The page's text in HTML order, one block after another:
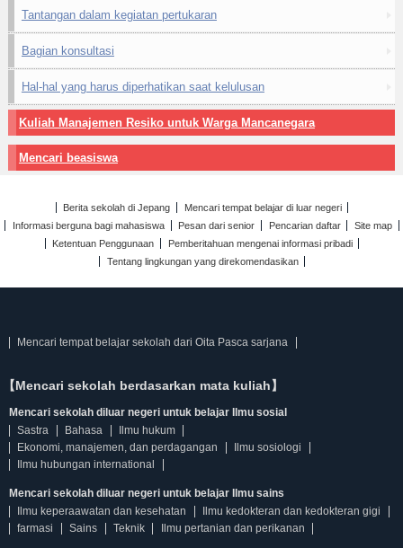
Tantangan dalam kegiatan pertukaran
Bagian konsultasi
Hal-hal yang harus diperhatikan saat kelulusan
Kuliah Manajemen Resiko untuk Warga Mancanegara
Mencari beasiswa
Berita sekolah di Jepang
Mencari tempat belajar di luar negeri
Informasi berguna bagi mahasiswa
Pesan dari senior Pencarian daftar
Site map
Ketentuan Penggunaan
Pemberitahuan mengenai informasi pribadi
Tentang lingkungan yang direkomendasikan
Mencari tempat belajar sekolah dari Oita Pasca sarjana
【Mencari sekolah berdasarkan mata kuliah】
Mencari sekolah diluar negeri untuk belajar Ilmu sosial
Sastra
Bahasa
Ilmu hukum
Ekonomi, manajemen, dan perdagangan
Ilmu sosiologi
Ilmu hubungan international
Mencari sekolah diluar negeri untuk belajar Ilmu sains
Ilmu keperaawatan dan kesehatan
Ilmu kedokteran dan kedokteran gigi
farmasi
Sains Teknik Ilmu pertanian dan perikanan